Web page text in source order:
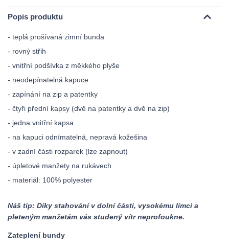
Popis produktu
- teplá prošívaná zimní bunda
- rovný střih
- vnitřní podšívka z měkkého plyše
- neodepínatelná kapuce
- zapínání na zip a patentky
- čtyři přední kapsy (dvě na patentky a dvě na zip)
- jedna vnitřní kapsa
- na kapuci odnímatelná, nepravá kožešina
- v zadní části rozparek (lze zapnout)
- úpletové manžety na rukávech
- materiál: 100% polyester
Náš tip: Díky stahování v dolní části, vysokému límci a
pleteným manžetám vás studený vítr neprofoukne.
Zateplení bundy